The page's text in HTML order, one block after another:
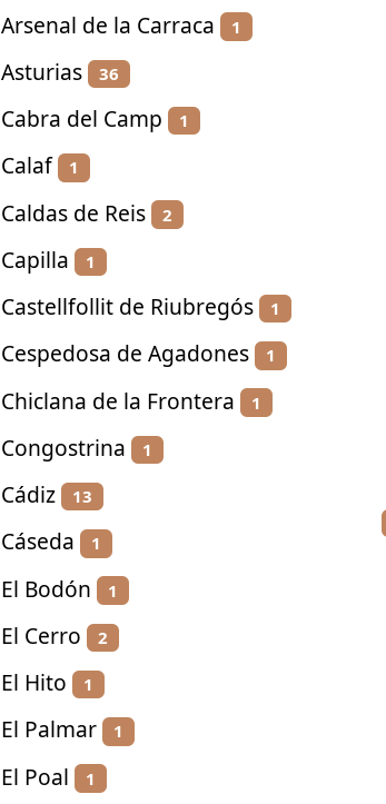
Arsenal de la Carraca 1
Asturias 36
Cabra del Camp 1
Calaf 1
Caldas de Reis 2
Capilla 1
Castellfollit de Riubregós 1
Cespedosa de Agadones 1
Chiclana de la Frontera 1
Congostrina 1
Cádiz 13
Cáseda 1
El Bodón 1
El Cerro 2
El Hito 1
El Palmar 1
El Poal 1